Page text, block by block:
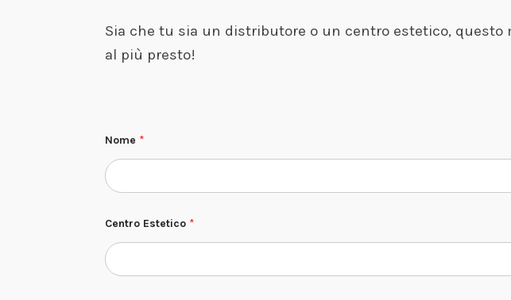
Sia che tu sia un distributore o un centro estetico,
al più presto!
*
Nome *
Centro Estetico *